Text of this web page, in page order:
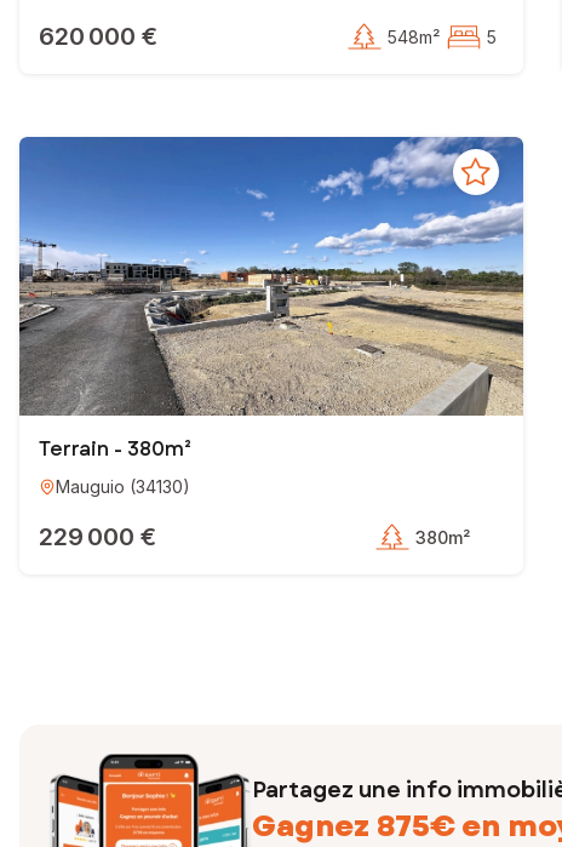
620 000 € 548m² 5
Terrain - 380m²
Mauguio (34130)
229 000 € 380m²
Partagez une info
Gagnez 875€ en